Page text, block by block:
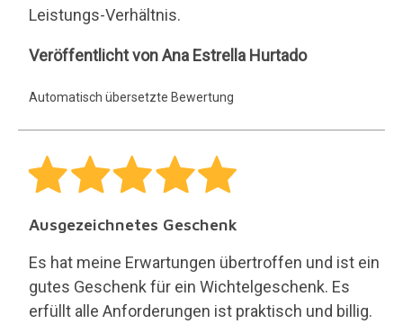
Leistungs-Verhältnis.
Ana
Hurtado
Veröffentlicht von Ana Estrella Hurtado
Automatisch übersetzte Bewertung
Ausgezeichnetes Geschenk
Es hat meine Erwartungen übertroffen und ist ein
gutes Geschenk für ein Wichtelgeschenk. Es
erfüllt alle Anforderungen ist praktisch und billig.